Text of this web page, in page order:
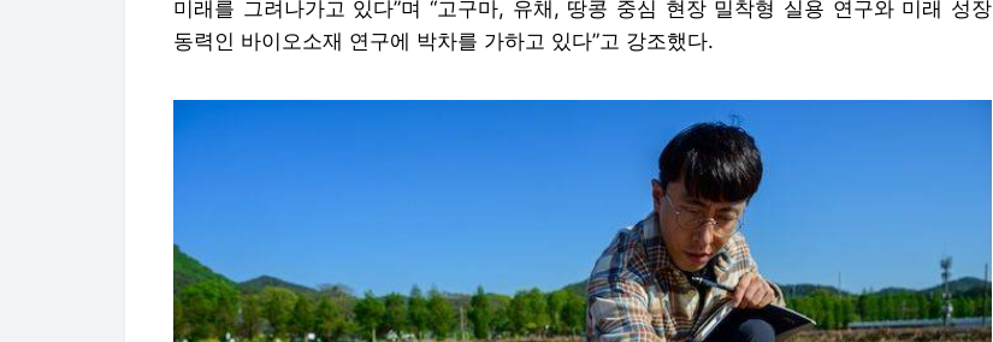
미래를 그려나가고 있다”며 “고구마, 유채, 땅콩 중심 현장 밀착형 실용 연구와 미래 성장
동력인 바이오소재 연구에 박차를 가하고 있다”고 강조했다.